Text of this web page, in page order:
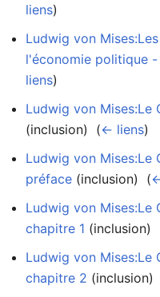
liens)
Ludwig von
l'économie politique
liens)
Ludwig von Mises:Le
(inclusion) ‎ (← liens)
Ludwig von Mises:Le
préface (inclusion) ‎ (
Ludwig von Mises:Le
chapitre 1 (inclusion) ‎
Ludwig von Mises:Le
chapitre 2 (inclusion) ‎